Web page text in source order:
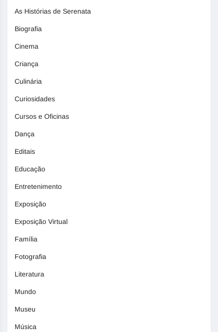
As Histórias de Serenata
Biografia
Cinema
Criança
Culinária
Curiosidades
Cursos e Oficinas
Dança
Editais
Educação
Entretenimento
Exposição
Exposição Virtual
Família
Fotografia
Literatura
Mundo
Museu
Música